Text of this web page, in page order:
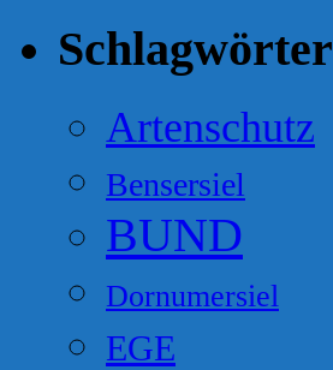
Schlagwörter
Artenschutz
Bensersiel
BUND
Dornumersiel
EGE